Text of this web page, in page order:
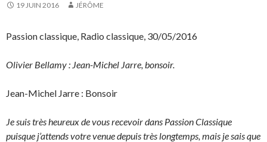
19 JUIN 2016 JÉRÔME
Passion classique, Radio classique, 30/05/2016
Olivier Bellamy : Jean-Michel Jarre, bonsoir.
Jean-Michel Jarre : Bonsoir
Je suis très heureux de vous recevoir dans Passion Classique
puisque j’attends votre venue depuis très longtemps, mais je sais que